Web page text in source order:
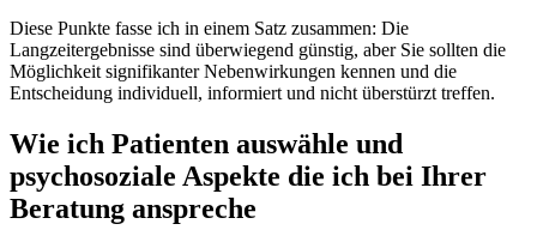
Diese Punkte fasse ich in einem Satz zusammen: Die
⁢Langzeitergebnisse sind überwiegend günstig,⁤ aber Sie sollten die
Möglichkeit signifikanter Nebenwirkungen kennen und die
⁢Entscheidung individuell,‌ informiert und nicht überstürzt treffen.
Wie ich ‌Patienten auswähle und
psychosoziale Aspekte die ich bei Ihrer
Beratung⁣ anspreche